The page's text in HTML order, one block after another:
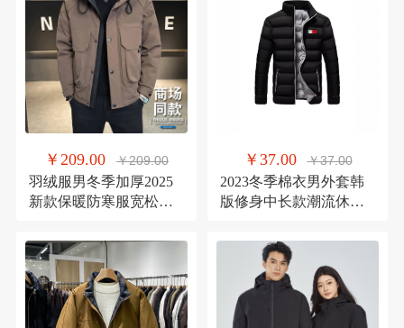
￥209.00 ￥209.00
羽绒服男冬季加厚2025
新款保暖防寒服宽松大
￥37.00 ￥37.00
2023冬季棉衣男外套韩
版修身中长款潮流休闲